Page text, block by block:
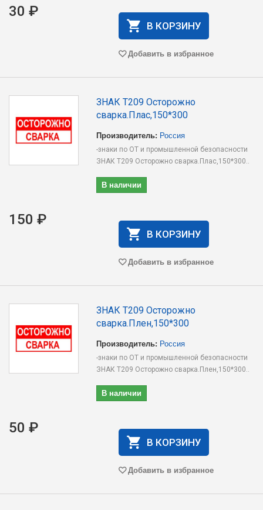
30 ₽
В КОРЗИНУ
Добавить в избранное
ЗНАК T209 Осторожно
сварка.Плас,150*300
Производитель: Россия
-знаки по ОТ и промышленной безопасности
ЗНАК T209 Осторожно сварка.Плас,150*300..
В наличии
150 ₽
В КОРЗИНУ
Добавить в избранное
ЗНАК T209 Осторожно
сварка.Плен,150*300
Производитель: Россия
-знаки по ОТ и промышленной безопасности
ЗНАК T209 Осторожно сварка.Плен,150*300..
В наличии
50 ₽
В КОРЗИНУ
Добавить в избранное